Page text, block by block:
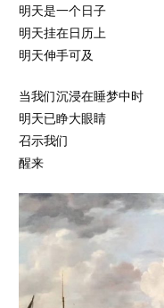
明天是一个日子
明天挂在日历上
明天伸手可及
当我们沉浸在睡梦中时
明天已睁大眼睛
召示我们
醒来